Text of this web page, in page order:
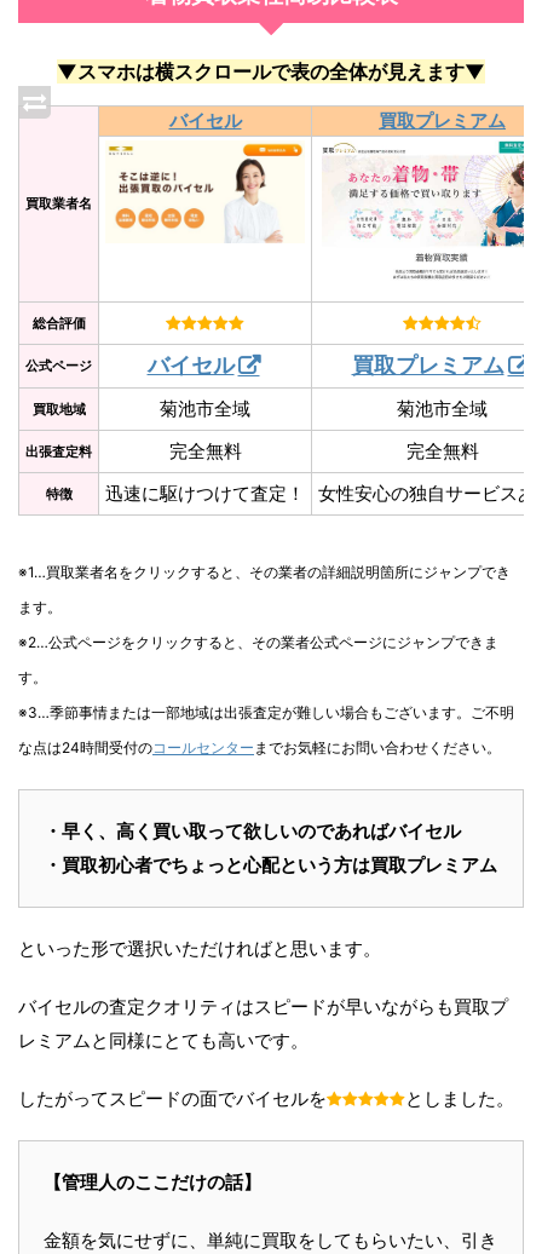
▼スマホは横スクロールで表の全体が見えます▼
買取業者名
バイセル 買取プレミアム
総合評価
公式ページ バイセル 買取プレミアム
買取地域 菊池市全域 菊池市全域
出張査定料 完全無料 完全無料
特徴 迅速に駆けつけて査定！ 女性安心の独自サービスあ
※1…買取業者名をクリックすると、その業者の詳細説明箇所にジャンプでき
ます。
※2…公式ページをクリックすると、その業者公式ページにジャンプできま
す。
※3…季節事情または一部地域は出張査定が難しい場合もございます。ご不明
な点は24時間受付のコールセンター までお気軽にお問い合わせください。
・早く、高く買い取って欲しいのであればバイセル
・買取初心者でちょっと心配という方は買取プレミアム
といった形で選択いただければと思います。
バイセルの査定クオリティはスピードが早いながらも買取プ
レミアムと同様にとても高いです。
したがってスピードの面でバイセルを としました。
【管理人のここだけの話】
金額を気にせずに、単純に買取をしてもらいたい、引き